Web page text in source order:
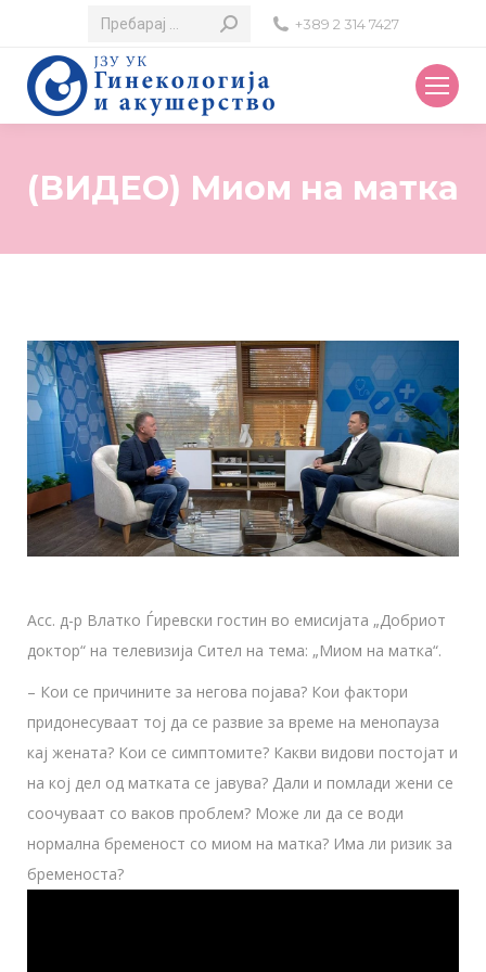
Search:
+389 2 314 7427
(ВИДЕО) Миом на матка
Асс. д-р Влатко Ѓиревски гостин во емисијата „Добриот
доктор“ на телевизија Сител на тема: „Миом на матка“.
– Кои се причините за негова појава? Кои фактори
придонесуваат тој да се развие за време на менопауза
кај жената? Кои се симптомите? Какви видови постојат и
на кој дел од матката се јавува? Дали и помлади жени се
соочуваат со ваков проблем? Може ли да се води
нормална бременост со миом на матка? Има ли ризик за
бременоста?